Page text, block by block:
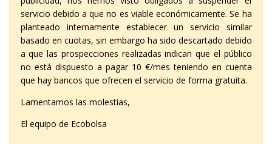
servicio debido a que no es viable económicamente. Se ha
planteado internamente establecer un servicio similar
basado en cuotas, sin embargo ha sido descartado debido
a que las prospecciones realizadas indican que el público
no está dispuesto a pagar 10 €/mes teniendo en cuenta
que hay bancos que ofrecen el servicio de forma gratuita.
Lamentamos las molestias,
El equipo de Ecobolsa